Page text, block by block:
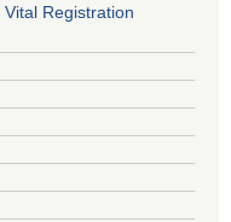
Vital Registration